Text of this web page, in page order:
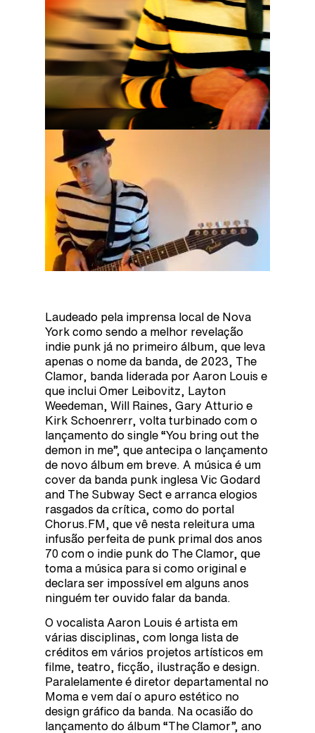
Laudeado pela imprensa local de Nova
York como sendo a melhor revelação
indie punk já no primeiro álbum, que leva
apenas o nome da banda, de 2023, The
Clamor, banda liderada por Aaron Louis e
que inclui Omer Leibovitz, Layton
Weedeman, Will Raines, Gary Atturio e
Kirk Schoenrerr, volta turbinado com o
lançamento do single “You bring out the
demon in me”, que antecipa o lançamento
de novo álbum em breve. A música é um
cover da banda punk inglesa Vic Godard
and The Subway Sect e arranca elogios
rasgados da crítica, como do portal
Chorus.FM, que vê nesta releitura uma
infusão perfeita de punk primal dos anos
70 com o indie punk do The Clamor, que
toma a música para si como original e
declara ser impossível em alguns anos
ninguém ter ouvido falar da banda.
O vocalista Aaron Louis é artista em
várias disciplinas, com longa lista de
créditos em vários projetos artísticos em
filme, teatro, ficção, ilustração e design.
Paralelamente é diretor departamental no
Moma e vem daí o apuro estético no
design gráfico da banda. Na ocasião do
lançamento do álbum “The Clamor”, ano